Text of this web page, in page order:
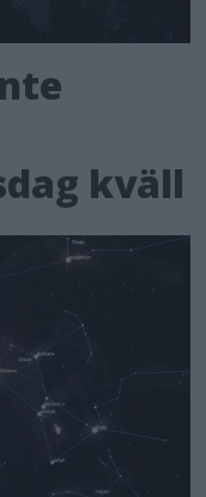
kväll